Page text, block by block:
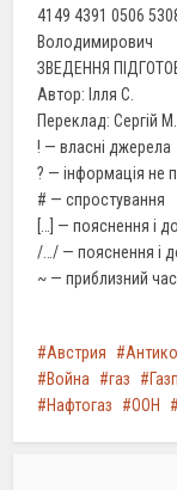
4149 4391 0506
Володимирович
ЗВЕДЕННЯ
Автор: Ілля С.
Переклад: Сергій М.
! — власні джерела
? — інформація не
# — спростування
[…] — пояснення і
/…/ — пояснення і
~ — приблизний
Австрия
Война
газ
Нафтогаз
ООН